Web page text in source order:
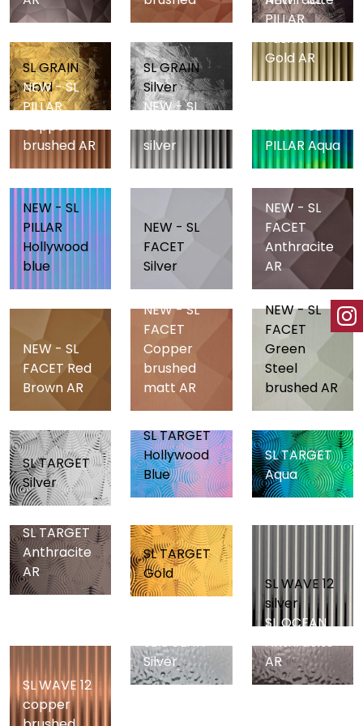
SL GRAIN
Gold
SL GRAIN
Silver
PILLAR
Fashion
Gold AR
NEW - SL
PILLAR
copper
brushed AR
NEW - SL
PILLAR
silver
NEW - SL
PILLAR Aqua
NEW - SL
PILLAR
Hollywood
blue
NEW - SL
FACET
Silver
NEW - SL
FACET
Anthracite
AR
NEW - SL
FACET Red
Brown AR
NEW - SL
FACET
Copper
brushed
matt AR
NEW - SL
FACET
Green
Steel
brushed AR
SL TARGET
Silver
SL TARGET
Hollywood
Blue
SL TARGET
Aqua
SL TARGET
Anthracite
AR
SL TARGET
Gold
SL WAVE 12
silver
SL WAVE 12
copper
SL OCEAN
Silver
SL OCEAN
Anthracite
AR